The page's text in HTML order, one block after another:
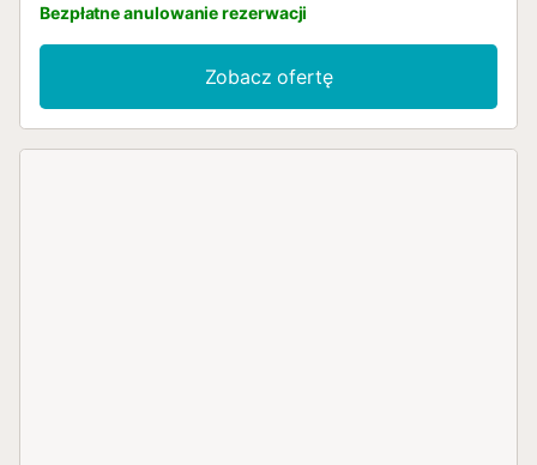
Bezpłatne anulowanie rezerwacji
Zobacz ofertę